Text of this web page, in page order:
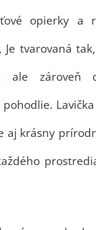
opierky a
Je tvarovaná
ale zároveň
aj krásny